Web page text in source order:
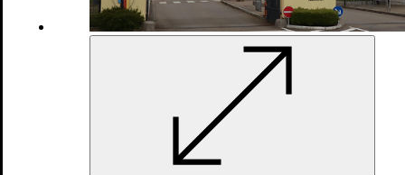
Einschleusung & Einkleidung
Marschieren & Formaldienst
Theorie Waffenausbildung (G36 &
Trockenübung an der Waffe
Grundlagen der Inneren Führung
Grundlagen Politische Bildung
Grundlagen Wehrrecht
Ausbildung im Fernmeldebetrieb